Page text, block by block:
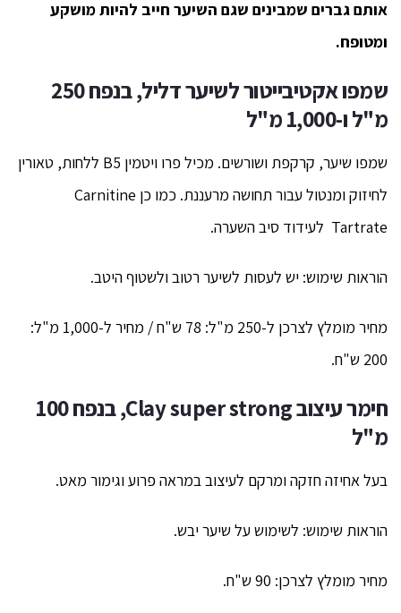
אותם גברים שמבינים שגם השיער חייב להיות מושקע
ומטופח.
שמפו אקטיבייטור לשיער דליל, בנפח 250
מ"ל ו-1,000 מ"ל
שמפו שיער, קרקפת ושורשים. מכיל פרו ויטמין B5 ללחות, טאורין
לחיזוק ומנטול עבור תחושה מרעננת. כמו כן Carnitine
Tartrate לעידוד סיב השערה.
הוראות שימוש: יש לעסות לשיער רטוב ולשטוף היטב.
מחיר מומלץ לצרכן ל-250 מ"ל: 78 ש"ח / מחיר ל-1,000 מ"ל:
200 ש"ח.
חימר עיצובClay super strong,
בנפח 100
מ"ל
בעל אחיזה חזקה ומרקם לעיצוב במראה פרוע וגימור מאט.
הוראות שימוש: לשימוש על שיער יבש.
מחיר מומלץ לצרכן: 90 ש"ח.